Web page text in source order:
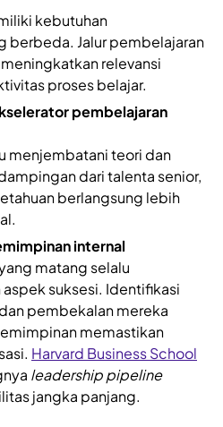
kebutuhan
berbeda. Jalur pembelajaran
relevansi
proses belajar.
pembelajaran
menjembatani teori dan
dari talenta senior,
berlangsung lebih
internal
matang selalu
suksesi. Identifikasi
pembekalan mereka
memastikan
Harvard Business School
leadership pipeline
jangka panjang.